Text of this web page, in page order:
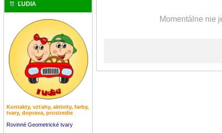
ĽUDIA
Kontakty, vzťahy, aktivity, farby,
tvary, doprava, prostredie
Rovinné Geometrické tvary
Momentálne nie